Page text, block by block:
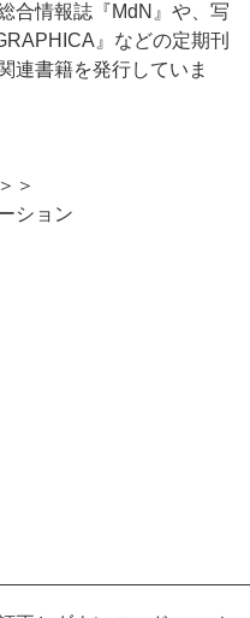
合情報誌『MdN』や、写
』などの定期刊
連書籍を発行していま
＞
ション